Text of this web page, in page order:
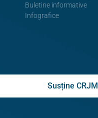
Buletine informative
Infografice
Susține CRJM